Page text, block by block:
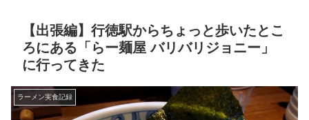
【出張編】行徳駅からちょっと歩いたとこ
ろにある「らー麺屋 バリバリジョニー」
に行ってきた
ラーメン実食記録